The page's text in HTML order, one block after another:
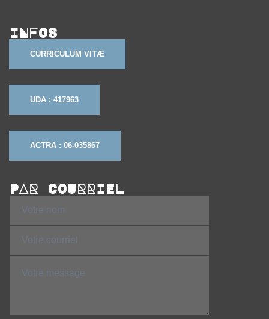
INFOS
CURRICULUM VITÆ
UDA : 417963
ACTRA : 06-035867
PAR COURRIEL